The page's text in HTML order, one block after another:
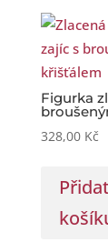
Figurka
328,00 Kč